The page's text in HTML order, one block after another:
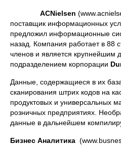
ACNielsen
поставщик информационных
предложил информационные
назад. Компания работает в 88
членов и является крупнейшим
подразделением корпорации
Данные, содержащиеся в их
сканирования штрих кодов на
продуктовых и универсальных
розничных предприятиях.
данные в дальнейшем
Бизнес Аналитика